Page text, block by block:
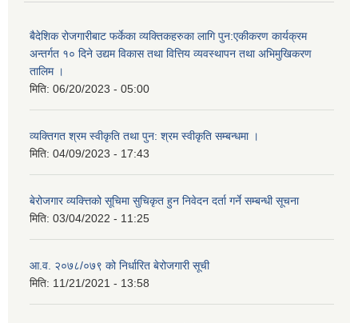
बैदेशिक रोजगारीबाट फर्केका व्यक्तिकहरुका लागि पुन:एकीकरण कार्यक्रम
अन्तर्गत १० दिने उद्यम विकास तथा वित्तिय व्यवस्थापन तथा अभिमुखिकरण
तालिम ।
मिति: 06/20/2023 - 05:00
व्यक्तिगत श्रम स्वीकृति तथा पुन: श्रम स्वीकृति सम्बन्धमा ।
मिति: 04/09/2023 - 17:43
बेरोजगार व्यक्त्तिको सूचिमा सुचिकृत हुन निवेदन दर्ता गर्ने सम्बन्धी सूचना
मिति: 03/04/2022 - 11:25
आ.व. २०७८/०७९ को निर्धारित बेरोजगारी सूची
मिति: 11/21/2021 - 13:58